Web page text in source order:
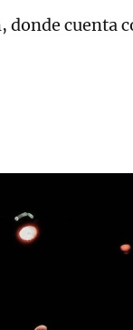
cuenta